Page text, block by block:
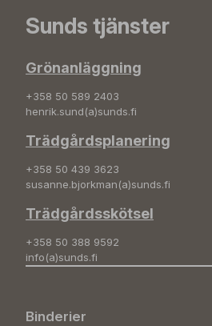
Sunds tjänster
Grönanläggning
+358 50 589 2403
henrik.sund(a)sunds.fi
Trädgårdsplanering
+358 50 439 3623
susanne.bjorkman(a)sunds.fi
Trädgårdsskötsel
+358 50 388 9592
info(a)sunds.fi
Binderier